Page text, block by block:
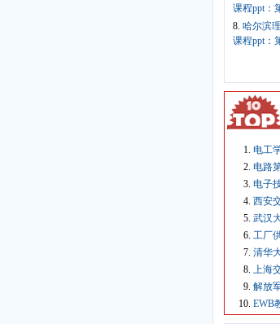
课程ppt：
8. 哈尔滨
课程ppt：
电工
电路
电子
西安
武汉
工厂
清华
上海
解放
EWB